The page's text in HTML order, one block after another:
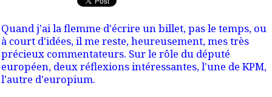
Quand j'ai la flemme d'écrire un billet, pas le temps, ou
à court d'idées, il me reste, heureusement, mes très
précieux commentateurs. Sur le rôle du député
européen, deux réflexions intéressantes, l'une de KPM,
l'autre d'europium.